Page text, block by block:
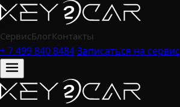
СервисБлогКонтакты
+ 7 499 840 8484Записаться на сервис